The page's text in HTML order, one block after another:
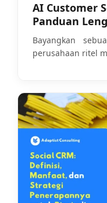
AI Customer
Panduan
Harga di 2026
Bayangkan
perusahaan ritel